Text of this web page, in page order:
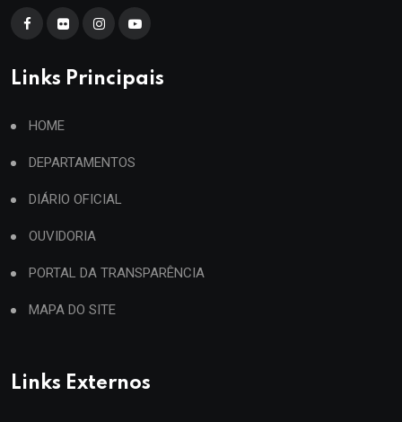
Links Principais
HOME
DEPARTAMENTOS
DIÁRIO OFICIAL
OUVIDORIA
PORTAL DA TRANSPARÊNCIA
MAPA DO SITE
Links Externos